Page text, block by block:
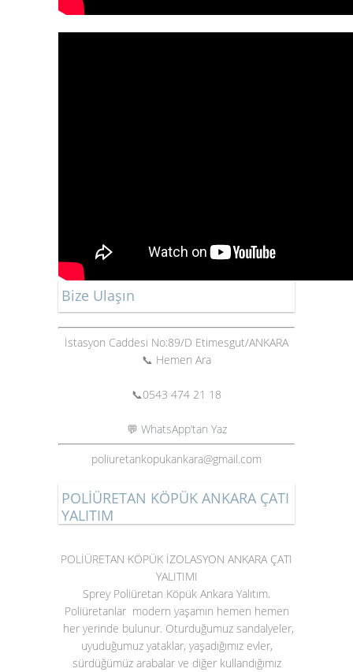
Bize Ulaşın
İstasyon Caddesi No:89/D Etimesgut/ANKARA
📞 Hemen Ara
📞0543 474 21 18
💬 WhatsApp’tan Yaz
poliuretankopukankara@gmail.com
POLİÜRETAN KÖPÜK ANKARA ÇATI
YALITIM
POLİÜRETAN KÖPÜK İZOLASYON ANKARA ÇATI
YALITIMI
Sprey Poliüretan Köpük Ankara Yalıtım.
Poliüretanlar modern yaşamın hemen hemen
her yerinde bulunur. Oturduğumuz sandalyeler,
uyuduğumuz yataklar, yaşadığımız evler,
sürdüğümüz arabalar ve diğer kullandığımız